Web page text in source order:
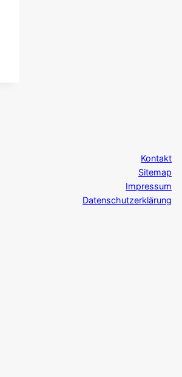
Kontakt
Sitemap
Impressum
Datenschutzerklärung